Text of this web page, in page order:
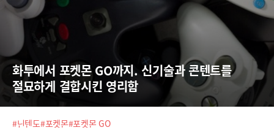
화투에서 포켓몬 GO까지. 신기술과 콘텐트를
절묘하게 결합시킨 영리함
#닌텐도#포켓몬#포켓몬 GO